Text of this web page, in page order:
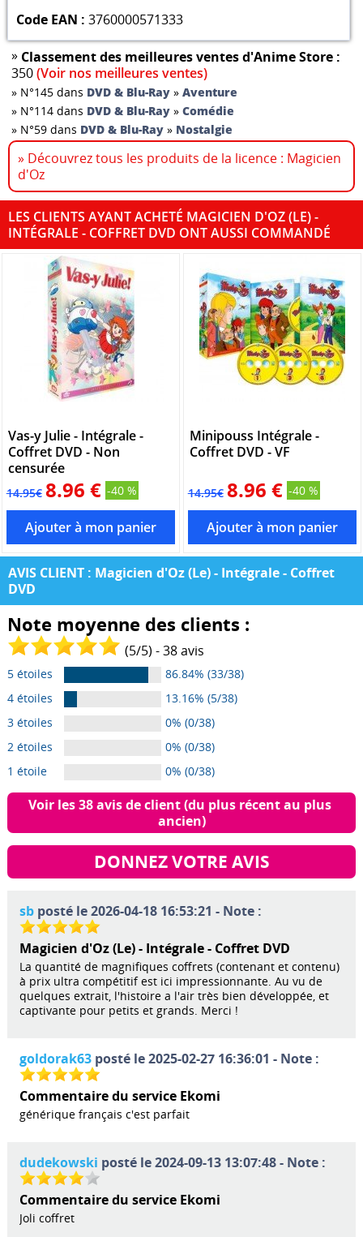
Code EAN : 3760000571333
» Classement des meilleures ventes d'Anime Store :
350(Voir nos meilleures ventes)
» N°145 dans DVD & Blu-Ray »Aventure
» N°114 dans DVD & Blu-Ray »Comédie
» N°59 dans DVD & Blu-Ray » Nostalgie
» Découvrez tous les produits de la licence : Magicien
d'Oz
LES CLIENTS AYANT ACHETÉ MAGICIEN D'OZ (LE) -
INTÉGRALE - COFFRET DVD ONT AUSSI COMMANDÉ
Vas-y Julie - Intégrale -
Coffret DVD - Non
censurée
14.95€ 8.96 € -40 %
Minipouss Intégrale -
Coffret DVD - VF
14.95€ 8.96 € -40 %
AVIS CLIENT : Magicien d'Oz (Le) - Intégrale - Coffret
DVD
Note moyenne des clients :
(5/5) -38avis
5 étoiles
86.84% (33/38)
4 étoiles
13.16% (5/38)
3 étoiles
0% (0/38)
2 étoiles
0% (0/38)
1 étoile
0% (0/38)
Voir les 38 avis de client (du plus récent au plus
ancien)
DONNEZ VOTRE AVIS
sbposté le 2026-04-18 16:53:21 - Note :
Magicien d'Oz (Le) - Intégrale - Coffret DVD
La quantité de magnifiques coffrets (contenant et contenu)
à prix ultra compétitif est ici impressionnante. Au vu de
quelques extrait, l'histoire a l'air très bien développée, et
captivante pour petits et grands. Merci !
goldorak63posté le 2025-02-27 16:36:01 - Note :
Commentaire du service Ekomi
générique français c'est parfait
dudekowski posté le 2024-09-13 13:07:48 - Note :
Commentaire du service Ekomi
Joli coffret